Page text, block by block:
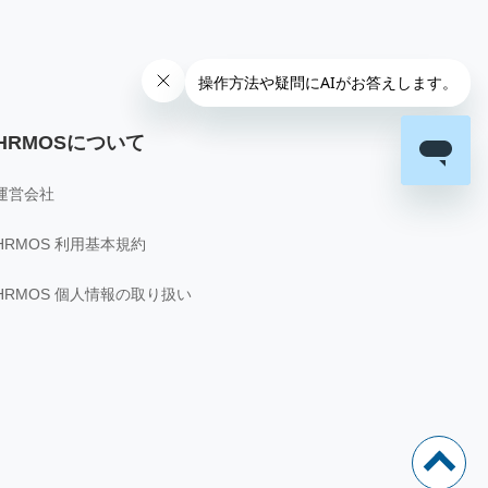
について
営会社
利用基本規約
個人情報の取り扱い